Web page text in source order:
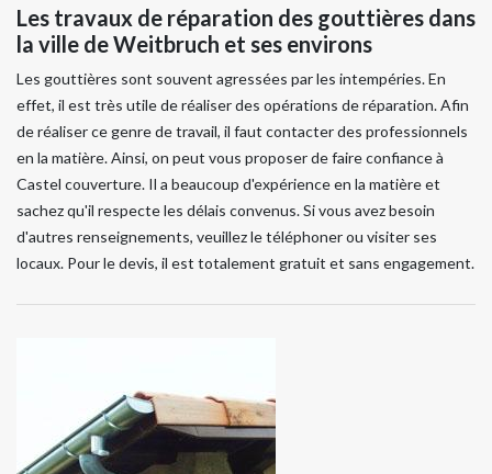
Les travaux de réparation des gouttières dans
la ville de Weitbruch et ses environs
Les gouttières sont souvent agressées par les intempéries. En
effet, il est très utile de réaliser des opérations de réparation. Afin
de réaliser ce genre de travail, il faut contacter des professionnels
en la matière. Ainsi, on peut vous proposer de faire confiance à
Castel couverture. Il a beaucoup d'expérience en la matière et
sachez qu'il respecte les délais convenus. Si vous avez besoin
d'autres renseignements, veuillez le téléphoner ou visiter ses
locaux. Pour le devis, il est totalement gratuit et sans engagement.